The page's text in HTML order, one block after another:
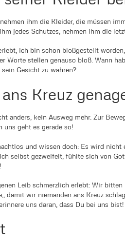
ihm die Kleider, die müssen
jedes Schutzes, nehmen ihm die
ich bin schon bloßgestellt
Worte stellen genauso bloß. Wann
Gesicht zu wahren?
Kreuz
anders, kein Ausweg mehr. Zur
uns geht es gerade so!
und wissen doch: Es wird nicht
selbst gezweifelt, fühlte sich von
Leib schmerzlich erlebt: Wir
damit wir niemanden ans Kreuz
uns daran, dass Du bei uns bist!